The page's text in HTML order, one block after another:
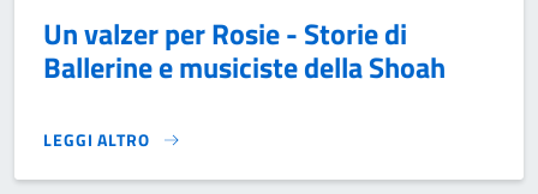
Un valzer per Rosie - Storie di
Ballerine e musiciste della Shoah
LEGGI ALTRO
UN VALZER PER ROSIE - STORIE DI BALLERINE E